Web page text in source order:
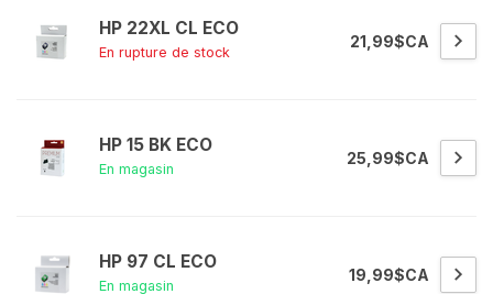
HP 22XL CL ECO
En rupture de stock
21,99$CA
HP 15 BK ECO
En magasin
25,99$CA
HP 97 CL ECO
En magasin
19,99$CA